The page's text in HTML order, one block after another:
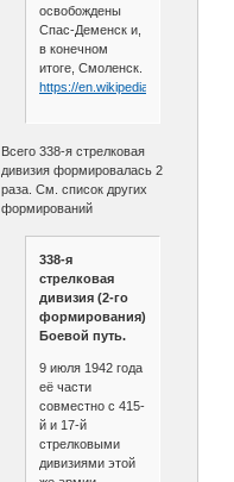
освобождены
Спас-Деменск и,
в конечном
итоге, Смоленск.
https://en.wikipedia.org/wiki/
Всего 338-я стрелковая
дивизия формировалась 2
раза. См. список других
формирований
338-я
стрелковая
дивизия (2-го
формирования).
Боевой путь.
9 июля 1942 года
её части
совместно с 415-
й и 17-й
стрелковыми
дивизиями этой